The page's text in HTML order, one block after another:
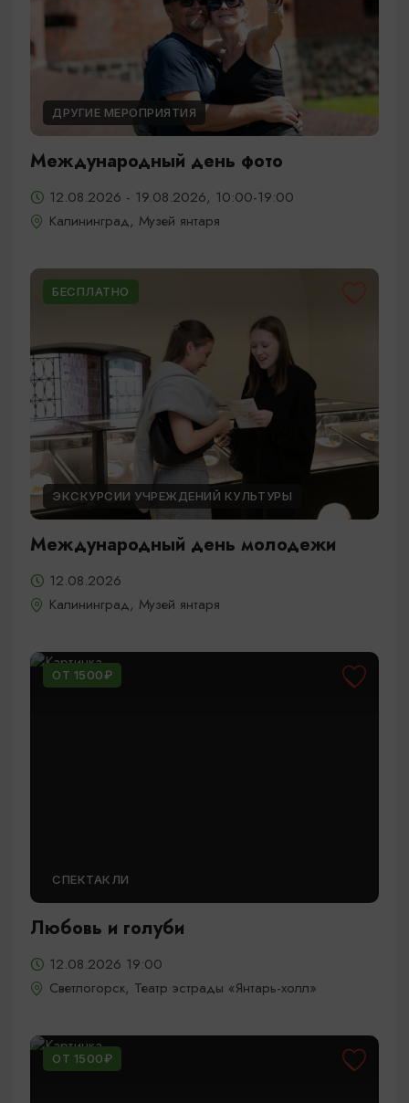
ДРУГИЕ МЕРОПРИЯТИЯ
Международный день фото
12.08.2026 - 19.08.2026, 10:00-19:00
Калининград, Музей янтаря
БЕСПЛАТНО
ЭКСКУРСИИ УЧРЕЖДЕНИЙ КУЛЬТУРЫ
Международный день молодежи
12.08.2026
Калининград, Музей янтаря
ОТ 1500₽
СПЕКТАКЛИ
Любовь и голуби
12.08.2026 19:00
Светлогорск, Театр эстрады «Янтарь-холл»
ОТ 1500₽